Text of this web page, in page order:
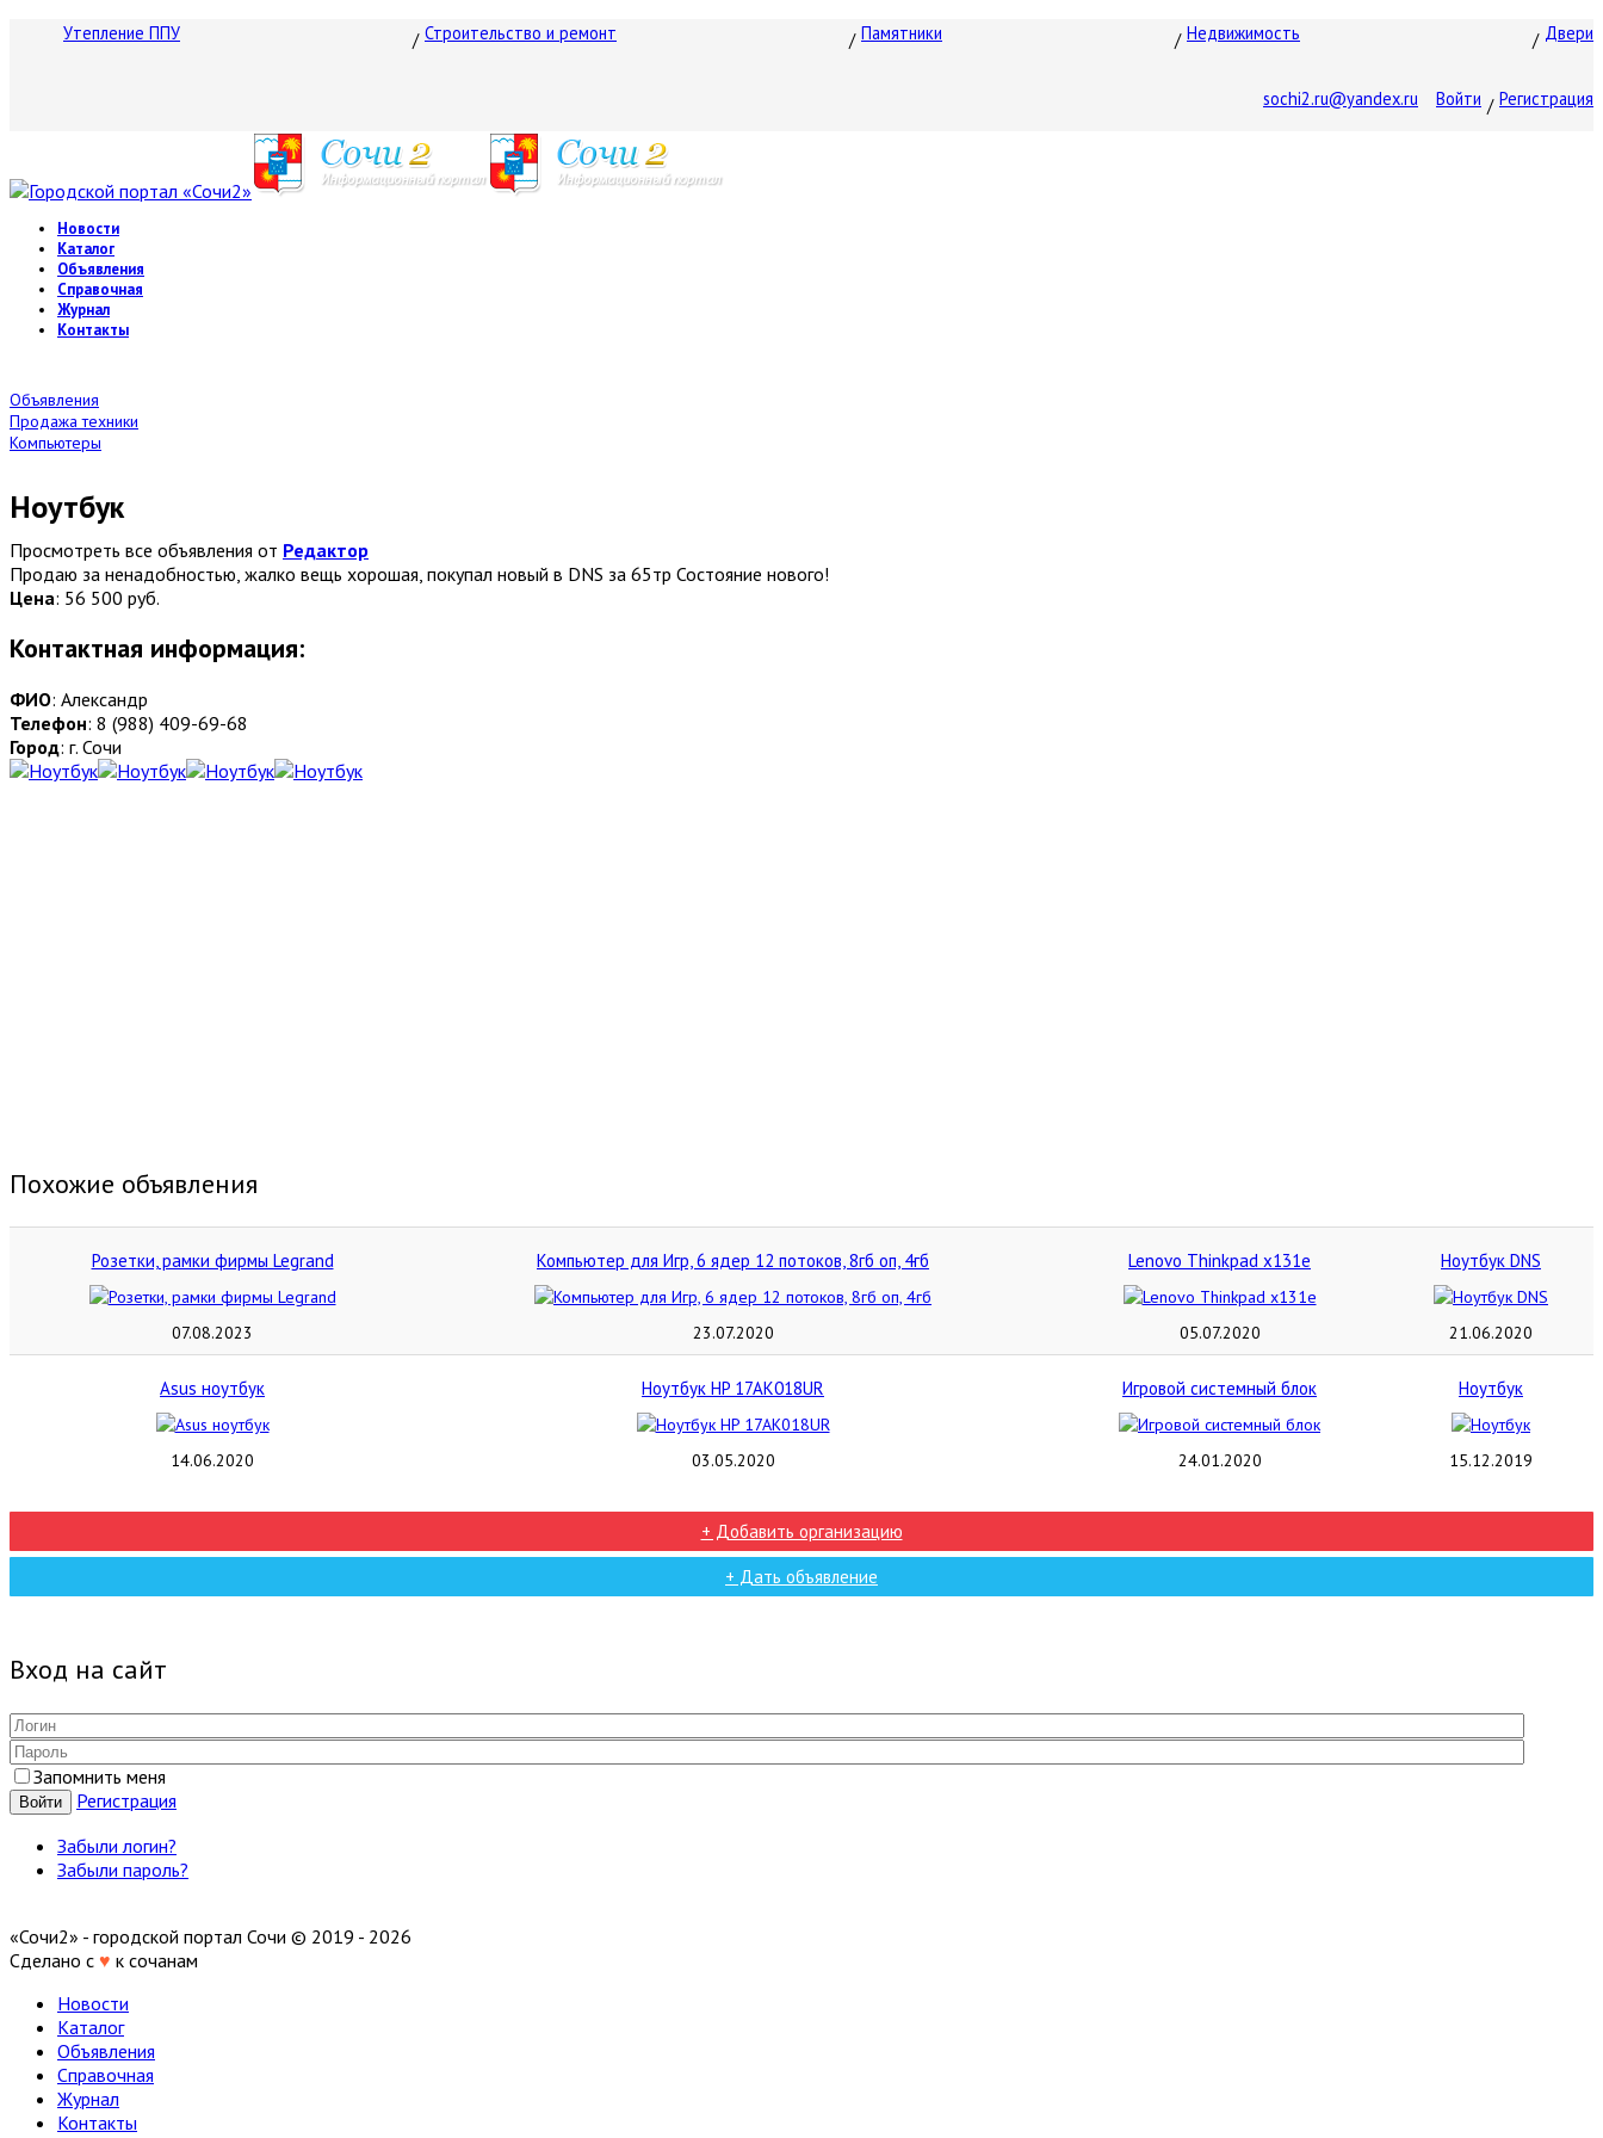
Утепление ППУ Строительство и ремонт Памятники Недвижимость Двери
sochi2.ru@yandex.ru Войти Регистрация
Новости
Каталог
Объявления
Справочная
Журнал
Контакты
Объявления
Продажа техники
Компьютеры
Ноутбук
Просмотреть все объявления от Редактор
Продаю за ненадобностью, жалко вещь хорошая, покупал новый в DNS за 65тр Состояние нового!
Цена: 56 500 руб.
Контактная информация:
ФИО: Александр
Телефон: 8 (988) 409-69-68
Город: г. Сочи
Похожие объявления
Розетки, рамки фирмы Legrand
07.08.2023
Компьютер для Игр, 6 ядер 12 потоков, 8гб оп, 4гб
23.07.2020
Lenovo Thinkpad x131e
05.07.2020
Ноутбук DNS
21.06.2020
Asus ноутбук
14.06.2020
Ноутбук HP 17AK018UR
03.05.2020
Игровой системный блок
24.01.2020
Ноутбук
15.12.2019
+ Добавить организацию
+ Дать объявление
Вход на сайт
Запомнить меня
Войти
Регистрация
Забыли логин?
Забыли пароль?
«Сочи2» - городской портал Сочи © 2019 - 2026
Сделано с ♥ к сочанам
Новости
Каталог
Объявления
Справочная
Журнал
Контакты